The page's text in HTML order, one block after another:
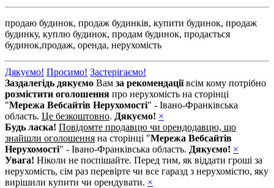
продаю будинок, продаж будинків, купити будинок, продаж
будинку, куплю будинок, продам будинок, продається
будинок,продаж, оренда, нерухомість
Дякуємо! Просимо! Застерігаємо!
Заздалегідь дякуємо Вам за рекомендаціївсім кому потрібно
розмістити оголошення про нерухомість на сторінці
"Мережа Вебсайтів Нерухомості" - Івано-Франківська
область. Це безкоштовно. Дякуємо! ×
Будь ласка! Повідомте продавцю чи орендодавцю, що
знайшли оголошення на сторінці "Мережа Вебсайтів
Нерухомості" - Івано-Франківська область. Дякуємо! ×
Увага! Ніколи не поспішайте. Перед тим, як віддати гроші за
нерухомість, сім раз перевірте чи все гаразд з нерухомістю, яку
вирішили купити чи орендувати. ×